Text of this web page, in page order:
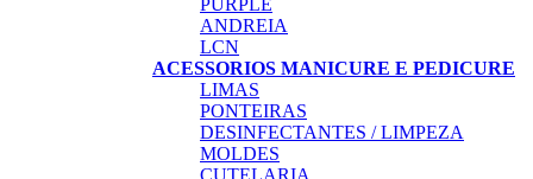
ANDREIA
LCN
ACESSORIOS MANICURE E PEDICURE
LIMAS
PONTEIRAS
DESINFECTANTES / LIMPEZA
MOLDES
CUTELARIA